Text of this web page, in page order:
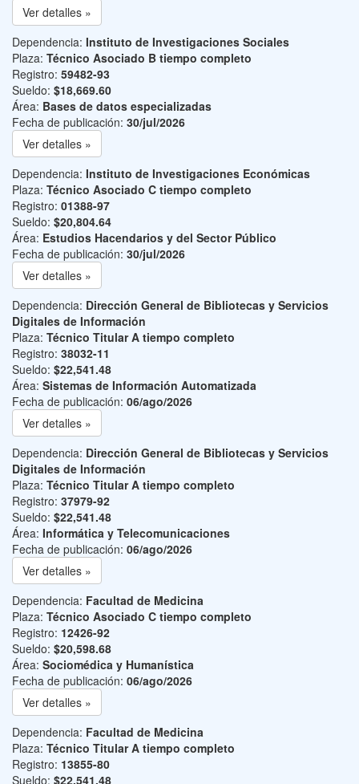
Ver detalles »
Dependencia: Instituto de Investigaciones Sociales
Plaza: Técnico Asociado B tiempo completo
Registro: 59482-93
Sueldo: $18,669.60
Área: Bases de datos especializadas
Fecha de publicación: 30/jul/2026
Ver detalles »
Dependencia: Instituto de Investigaciones Económicas
Plaza: Técnico Asociado C tiempo completo
Registro: 01388-97
Sueldo: $20,804.64
Área: Estudios Hacendarios y del Sector Público
Fecha de publicación: 30/jul/2026
Ver detalles »
Dependencia: Dirección General de Bibliotecas y Servicios
Digitales de Información
Plaza: Técnico Titular A tiempo completo
Registro: 38032-11
Sueldo: $22,541.48
Área: Sistemas de Información Automatizada
Fecha de publicación: 06/ago/2026
Ver detalles »
Dependencia: Dirección General de Bibliotecas y Servicios
Digitales de Información
Plaza: Técnico Titular A tiempo completo
Registro: 37979-92
Sueldo: $22,541.48
Área: Informática y Telecomunicaciones
Fecha de publicación: 06/ago/2026
Ver detalles »
Dependencia: Facultad de Medicina
Plaza: Técnico Asociado C tiempo completo
Registro: 12426-92
Sueldo: $20,598.68
Área: Sociomédica y Humanística
Fecha de publicación: 06/ago/2026
Ver detalles »
Dependencia: Facultad de Medicina
Plaza: Técnico Titular A tiempo completo
Registro: 13855-80
Sueldo: $22,541.48